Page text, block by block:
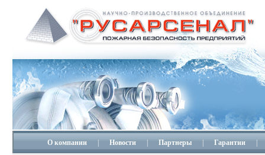
О компании Новости Партнеры Гарантии